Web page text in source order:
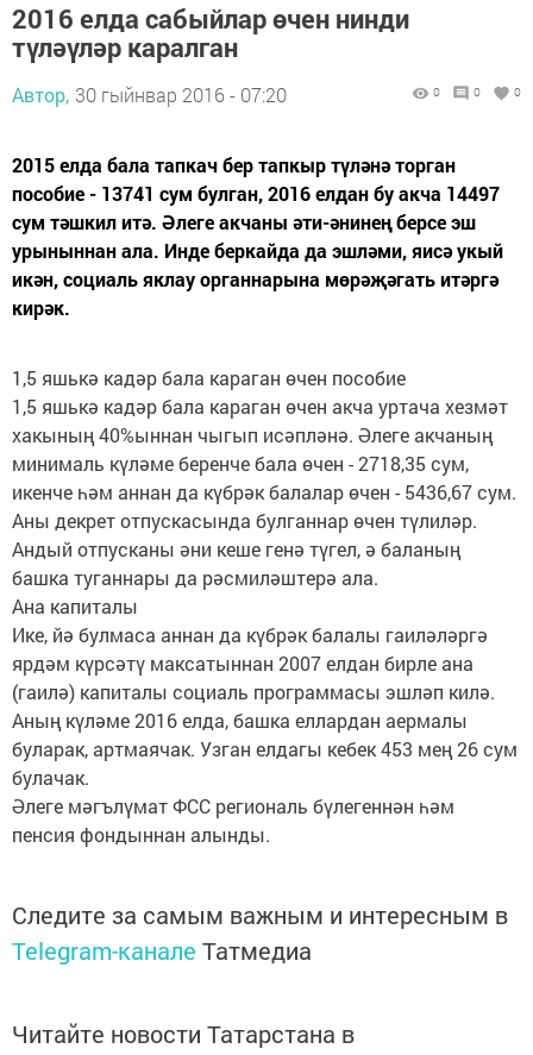
2016 елда сабыйлар өчен нинди
түләүләр каралган
Автор, 30 гыйнвар 2016 - 07:20 0 0 0
2015 елда бала тапкач бер тапкыр түләнә торган
пособие - 13741 сум булган, 2016 елдан бу акча 14497
сум тәшкил итә. Әлеге акчаны әти-әнинең берсе эш
урыныннан ала. Инде беркайда да эшләми, яисә укый
икән, социаль яклау органнарына мөрәҗәгать итәргә
кирәк.
1,5 яшькә кадәр бала караган өчен пособие
1,5 яшькә кадәр бала караган өчен акча уртача хезмәт
хакының 40%ыннан чыгып исәпләнә. Әлеге акчаның
минималь күләме беренче бала өчен - 2718,35 сум,
икенче һәм аннан да күбрәк балалар өчен - 5436,67 сум.
Аны декрет отпус­касында булганнар өчен түлиләр.
Андый отпусканы әни кеше генә түгел, ә баланың
башка туганнары да рәсмиләштерә ала.
Ана капиталы
Ике, йә булмаса аннан да күбрәк балалы гаиләләргә
ярдәм күрсәтү максатыннан 2007 елдан бирле ана
(гаилә) капиталы социаль программасы эшләп килә.
Аның күләме 2016 елда, башка еллардан аермалы
буларак, артмаячак. Узган елдагы кебек 453 мең 26 сум
булачак.
Әлеге мәгълүмат ФСС региональ бүлегеннән һәм
пенсия фондыннан алынды.
Следите за самым важным и интересным в
Telegram-канале Татмедиа
Читайте новости Татарстана в